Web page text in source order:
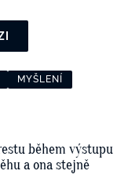
MYŠLENÍ
během výstupu
a ona stejně